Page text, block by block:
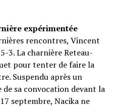
expérimentée
rencontres, Vincent
3. La charnière Reteau-
pour tenter de faire la
Suspendu après un
sa convocation devant la
septembre, Nacika ne